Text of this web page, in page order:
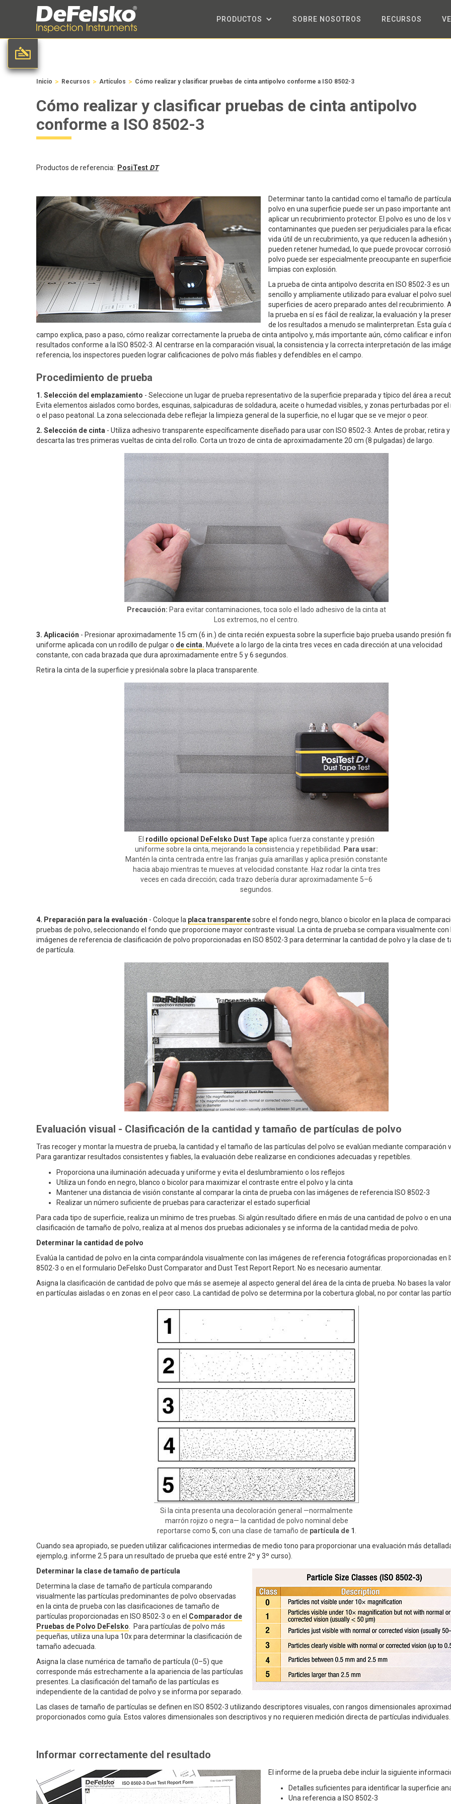
PRODUCTOS SOBRE NOSOTROS RECURSOS
Inicio > Recursos > Artículos > Cómo realizar y clasificar pruebas de cinta antipolvo conforme a ISO 8502-3
Cómo realizar y clasificar pruebas de cinta antipolvo
conforme a ISO 8502-3
Productos de referencia: PosiTest DT
Determinar tanto la cantidad como el tamaño de
polvo en una superficie puede ser un paso importante
aplicar un recubrimiento protector. El polvo es uno de los
contaminantes que pueden ser perjudiciales para la
vida útil de un recubrimiento, ya que reducen la adhesión
pueden retener humedad, lo que puede provocar
polvo puede ser especialmente preocupante en
limpias con explosión.
La prueba de cinta antipolvo descrita en ISO 8502-3 es
sencillo y ampliamente utilizado para evaluar el polvo
superficies de acero preparado antes del recubrimiento.
la prueba en sí es fácil de realizar, la evaluación y la
de los resultados a menudo se malinterpretan. Esta guía
campo explica, paso a paso, cómo realizar correctamente la prueba de cinta antipolvo y, más importante aún, cómo calificar e
resultados conforme a la ISO 8502-3. Al centrarse en la comparación visual, la consistencia y la correcta interpretación de las
referencia, los inspectores pueden lograr calificaciones de polvo más fiables y defendibles en el campo.
Procedimiento de prueba
1. Selección del emplazamiento - Seleccione un lugar de prueba representativo de la superficie preparada y típico del área a
Evita elementos aislados como bordes, esquinas, salpicaduras de soldadura, aceite o humedad visibles, y zonas perturbadas por el
o el paso peatonal. La zona seleccionada debe reflejar la limpieza general de la superficie, no el lugar que se ve mejor o peor.
2. Selección de cinta - Utiliza adhesivo transparente específicamente diseñado para usar con ISO 8502-3. Antes de probar, retira y
descarta las tres primeras vueltas de cinta del rollo. Corta un trozo de cinta de aproximadamente 20 cm (8 pulgadas) de largo.
Precaución: Para evitar contaminaciones, toca solo el lado adhesivo de la cinta at
Los extremos, no el centro.
3. Aplicación - Presionar aproximadamente 15 cm (6 in.) de cinta recién expuesta sobre la superficie bajo prueba usando presión
uniforme aplicada con un rodillo de pulgar o de cinta. Muévete a lo largo de la cinta tres veces en cada dirección at una velocidad
constante, con cada brazada que dura aproximadamente entre 5 y 6 segundos.
Retira la cinta de la superficie y presiónala sobre la placa transparente.
El rodillo opcional DeFelsko Dust Tapeaplica fuerza constante y presión
uniforme sobre la cinta, mejorando la consistencia y repetibilidad.
Para usar:
Mantén la cinta centrada entre las franjas guía amarillas y aplica presión constante
hacia abajo mientras te mueves at velocidad constante. Haz rodar la cinta tres
veces en cada dirección; cada trazo debería durar aproximadamente 5–6
segundos.
4. Preparación para la evaluación - Coloque la placa transparentesobre el fondo negro, blanco o bicolor en la placa de
pruebas de polvo, seleccionando el fondo que proporcione mayor contraste visual. La cinta de prueba se compara visualmente con
imágenes de referencia de clasificación de polvo proporcionadas en ISO 8502-3 para determinar la cantidad de polvo y la clase de
de partícula.
Evaluación visual - Clasificación de la cantidad y tamaño de partículas de polvo
Tras recoger y montar la muestra de prueba, la cantidad y el tamaño de las partículas del polvo se evalúan mediante comparación
Para garantizar resultados consistentes y fiables, la evaluación debe realizarse en condiciones adecuadas y repetibles.
Proporciona una iluminación adecuada y uniforme y evita el deslumbramiento o los reflejos
Utiliza un fondo en negro, blanco o bicolor para maximizar el contraste entre el polvo y la cinta
Mantener una distancia de visión constante al comparar la cinta de prueba con las imágenes de referencia ISO 8502-3
Realizar un número suficiente de pruebas para caracterizar el estado superficial
Para cada tipo de superficie, realiza un mínimo de tres pruebas. Si algún resultado difiere en más de una cantidad de polvo o en una
clasificación de tamaño de polvo, realiza at al menos dos pruebas adicionales y se informa de la cantidad media de polvo.
Determinar la cantidad de polvo
Evalúa la cantidad de polvo en la cinta comparándola visualmente con las imágenes de referencia fotográficas proporcionadas en
8502-3 o en el formulario DeFelsko Dust Comparator and Dust Test Report Report. No es necesario aumentar.
Asigna la clasificación de cantidad de polvo que más se asemeje al aspecto general del área de la cinta de prueba. No bases la
en partículas aisladas o en zonas en el peor caso. La cantidad de polvo se determina por la cobertura global, no por contar las
Si la cinta presenta una decoloración general —normalmente
marrón rojizo o negra— la cantidad de polvo nominal debe
reportarse como 5, con una clase de tamaño de partícula de 1
Cuando sea apropiado, se pueden utilizar calificaciones intermedias de medio tono para proporcionar una evaluación más
ejemplo,g. informe 2.5 para un resultado de prueba que esté entre 2º y 3º curso).
Determinar la clase de tamaño de partícula
Determina la clase de tamaño de partícula comparando
visualmente las partículas predominantes de polvo observadas
en la cinta de prueba con las clasificaciones de tamaño de
partículas proporcionadas en ISO 8502-3 o en el Comparador de
Pruebas de Polvo DeFelsko . Para partículas de polvo más
pequeñas, utiliza una lupa 10x para determinar la clasificación de
tamaño adecuada.
Asigna la clase numérica de tamaño de partícula (0–5) que
corresponde más estrechamente a la apariencia de las partículas
presentes. La clasificación del tamaño de las partículas es
independiente de la cantidad de polvo y se informa por separado.
Las clases de tamaño de partículas se definen en ISO 8502-3 utilizando descriptores visuales, con rangos dimensionales
proporcionados como guía. Estos valores dimensionales son descriptivos y no requieren medición directa de partículas individuales.
Informar correctamente del resultado
El informe de la prueba debe incluir la siguiente
Detalles suficientes para identificar la superficie
Una referencia a ISO 8502-3